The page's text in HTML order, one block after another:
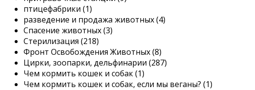
птицефабрики (1)
разведение и продажа животных (4)
Спасение животных (3)
Стерилизация (218)
Фронт Освобождения Животных (8)
Цирки, зоопарки, дельфинарии (287)
Чем кормить кошек и собак (1)
Чем кормить кошек и собак, если мы веганы? (1)